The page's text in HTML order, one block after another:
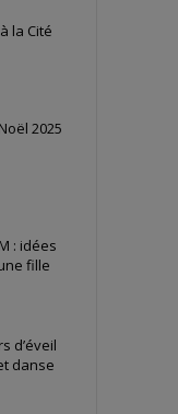
la Cité
2025
: idées
fille
d’éveil
danse